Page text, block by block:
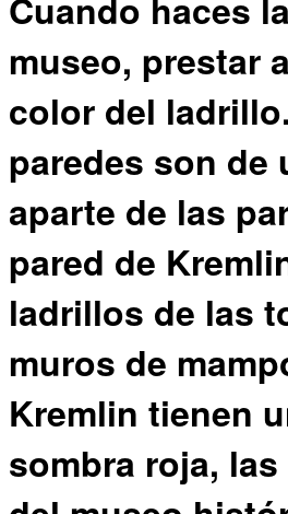
Cuando haces
museo, prestar
color del
paredes son de
aparte de las
pared de
ladrillos de las
muros de
Kremlin tienen
sombra roja,